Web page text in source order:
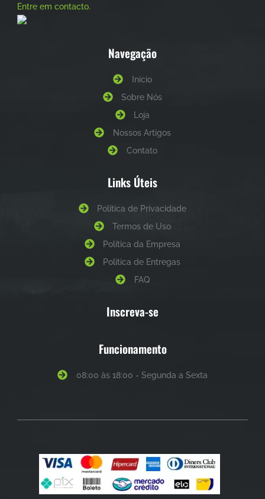
Entre em contacto.
Navegação
Início
Sobre Nós
Loja
Nossos Artigos
Contato
Links Úteis
Política de Privacidade
Termos de Uso
Política da Empresa
Política de Entregas
FAQ
Inscreva-se
Funcionamento
08:00 às 18:00 - Segunda a Sexta